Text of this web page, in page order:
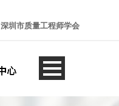
深圳市质量工程师学会